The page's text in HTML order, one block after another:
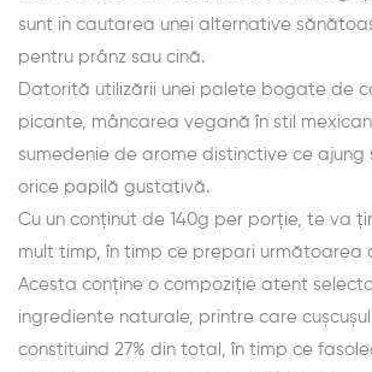
sunt in cautarea unei alternative
pentru prânz sau cină.
Datorită utilizării unei palete bogate de
picante, mâncarea vegană în stil
sumedenie de arome distinctive ce ajung
orice papilă gustativă.
Cu un conținut de 140g per porție, te va
mult timp, în timp ce prepari următoarea
Acesta conține o compoziție atent
ingrediente naturale, printre care
constituind 27% din total, în timp ce